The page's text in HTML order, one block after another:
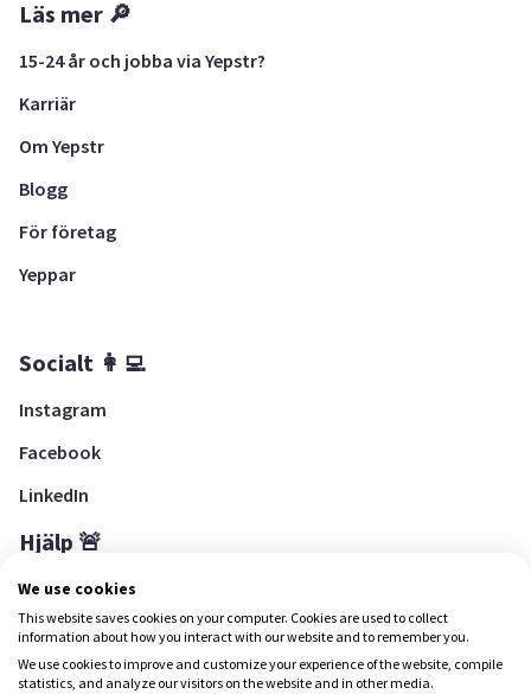
Läs mer 🔎
15-24 år och jobba via Yepstr?
Karriär
Om Yepstr
Blogg
För företag
Yeppar
Socialt 👩‍💻
Instagram
Facebook
LinkedIn
Hjälp 🚨
Hjälpcenter
Ladda ned Yepstr
We use cookies
This website saves cookies on your computer. Cookies are used to collect
information about how you interact with our website and to remember you.
We use cookies to improve and customize your experience of the website, compile
statistics, and analyze our visitors on the website and in other media.